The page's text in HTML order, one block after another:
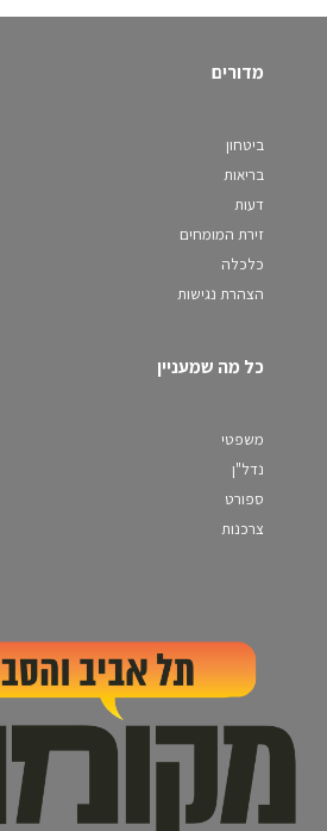
מדורים
ביטחון
בריאות
דעות
זירת המומחים
כלכלה
הצהרת נגישות
כל מה שמעניין
משפטי
נדל"ן
ספורט
צרכנות